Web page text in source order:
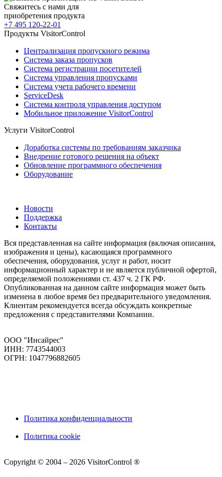
Свяжитесь с нами для
приобретения продукта
+7 495 120-22-01
Продукты VisitorControl
Централизация пропускного режима
Система заказа пропусков
Система регистрации посетителей
Система управления пропусками
Система учета рабочего времени
ServiceDesk
Система контроля управления доступом
Мобильное приложение VisitorControl
Услуги VisitorControl
Доработка системы по требованиям заказчика
Внедрение готового решения на объект
Обновление программного обеспечения
Оборудование
Новости
Поддержка
Контакты
Вся представленная на сайте информация (включая описания,
изображения и цены), касающаяся программного
обеспечения, оборудования, услуг и работ, носит
информационный характер и не является публичной офертой,
определяемой положениями ст. 437 ч. 2 ГК РФ.
Опубликованная на данном сайте информация может быть
изменена в любое время без предварительного уведомления.
Клиентам рекомендуется всегда обсуждать конкретные
предложения с представителями Компании.
ООО "Инсайрес"
ИНН: 7743544003
ОГРН: 1047796882605
Политика конфиденциальности
Политика cookie
Copyright © 2004 – 2026 VisitorControl ®